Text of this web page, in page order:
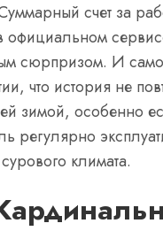
счет за
официальном
сюрпризом. И
что история не
зимой, особенно
регулярно
климата.